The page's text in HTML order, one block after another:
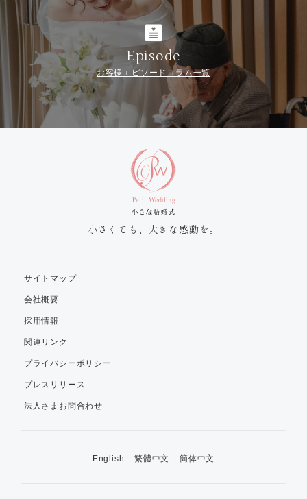
Episode
お客様エピソードコラム一覧
小さくても、大きな感動を。
サイトマップ
会社概要
採用情報
関連リンク
プライバシーポリシー
プレスリリース
法人さまお問合わせ
English 繁體中文 簡体中文